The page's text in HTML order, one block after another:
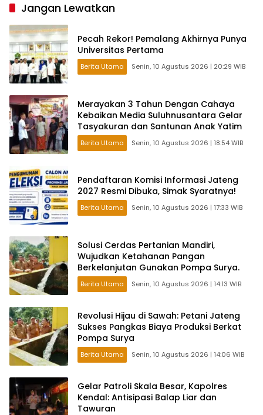
Jangan Lewatkan
Pecah Rekor! Pemalang Akhirnya Punya
Universitas Pertama
Berita Utama Senin, 10 Agustus 2026 | 20:29 WIB
Merayakan 3 Tahun Dengan Cahaya
Kebaikan Media Suluhnusantara Gelar
Tasyakuran dan Santunan Anak Yatim
Berita Utama Senin, 10 Agustus 2026 | 18:54 WIB
Pendaftaran Komisi Informasi Jateng
2027 Resmi Dibuka, Simak Syaratnya!
Berita Utama Senin, 10 Agustus 2026 | 17:33 WIB
Solusi Cerdas Pertanian Mandiri,
Wujudkan Ketahanan Pangan
Berkelanjutan Gunakan Pompa Surya.
Berita Utama Senin, 10 Agustus 2026 | 14:13 WIB
Revolusi Hijau di Sawah: Petani Jateng
Sukses Pangkas Biaya Produksi Berkat
Pompa Surya
Berita Utama Senin, 10 Agustus 2026 | 14:06 WIB
Gelar Patroli Skala Besar, Kapolres
Kendal: Antisipasi Balap Liar dan
Tawuran